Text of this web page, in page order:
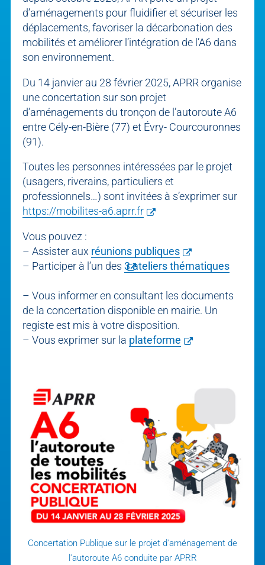
d’aménagements pour fluidifier et sécuriser les
déplacements, favoriser la décarbonation des
mobilités et améliorer l’intégration de l’A6 dans
son environnement.
Du 14 janvier au 28 février 2025, APRR organise
une concertation sur son projet
d’aménagements du tronçon de l’autoroute A6
entre Cély-en-Bière (77) et Évry- Courcouronnes
(91).
Toutes les personnes intéressées par le projet
(usagers, riverains, particuliers et
professionnels…) sont invitées à s’exprimer sur
https://mobilites-a6.aprr.fr
Vous pouvez :
– Assister aux réunions publiques
– Participer à l’un des 3 ateliers thématiques
– Vous informer en consultant les documents
de la concertation disponible en mairie. Un
registe est mis à votre disposition.
– Vous exprimer sur la plateforme
Concertation Publique sur le projet d'aménagement de
l'autoroute A6 conduite par APRR